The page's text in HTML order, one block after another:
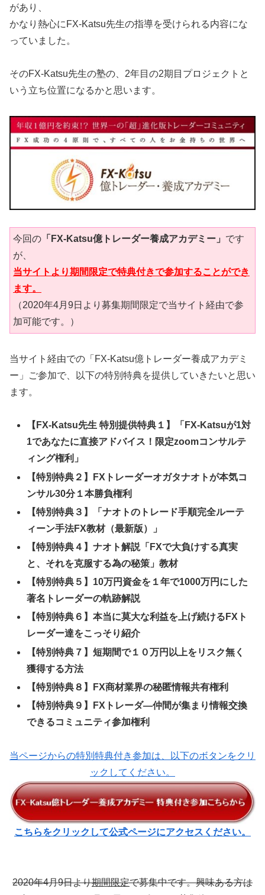
があり、
かなり熱心にFX-Katsu先生の指導を受けられる内容にな
っていました。
そのFX-Katsu先生の塾の、2年目の2期目プロジェクトと
いう立ち位置になるかと思います。
今回の 「FX-Katsu億トレーダー養成アカデミー」 です
が、
当サイトより期間限定で特典付きで参加することができ
ます。
（2020年4月9日より募集期間限定で当サイト経由で参
加可能です。）
当サイト経由での「FX-Katsu億トレーダー養成アカデミ
ー」ご参加で、以下の特別特典を提供していきたいと思い
ます。
【FX-Katsu先生 特別提供特典１】「FX-Katsuが1対
1であなたに直接アドバイス！限定zoomコンサルテ
ィング権利」
【特別特典２】FXトレーダーオガタナオトが本気コ
ンサル30分１本勝負権利
【特別特典３】「ナオトのトレード手順完全ルーテ
ィーン手法FX教材（最新版）」
【特別特典４】ナオト解説「FXで大負けする真実
と、それを克服する為の秘策」教材
【特別特典５】10万円資金を１年で1000万円にした
著名トレーダーの軌跡解説
【特別特典６】本当に莫大な利益を上げ続けるFXト
レーダー達をこっそり紹介
【特別特典７】短期間で１０万円以上をリスク無く
獲得する方法
【特別特典８】FX商材業界の秘匿情報共有権利
【特別特典９】FXトレーダ―仲間が集まり情報交換
できるコミュニティ参加権利
当ページからの特別特典付き参加は、以下のボタンをクリ
ックしてください。
こちらをクリックして公式ページにアクセスください。
2020年4月9日より期間限定で募集中です。興味ある方は